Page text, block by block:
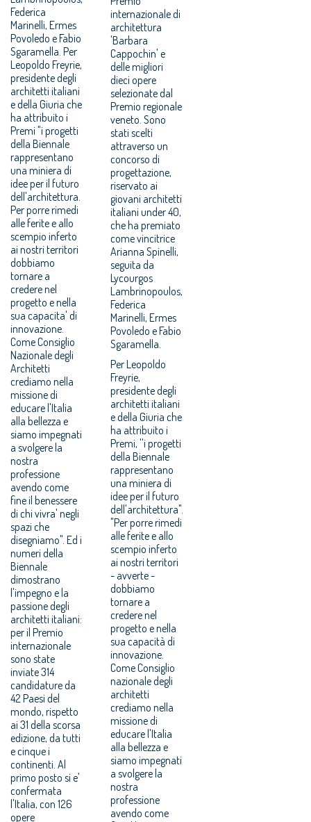
Federica
Marinelli, Ermes
Povoledo e Fabio
Sgaramella. Per
Leopoldo Freyrie,
presidente degli
architetti italiani
e della Giuria che
ha attribuito i
Premi "i progetti
della Biennale
rappresentano
una miniera di
idee per il futuro
dell'architettura.
Per porre rimedi
alle ferite e allo
scempio inferto
ai nostri territori
dobbiamo
tornare a
credere nel
progetto e nella
sua capacita' di
innovazione.
Come Consiglio
Nazionale degli
Architetti
crediamo nella
missione di
educare l'Italia
alla bellezza e
siamo impegnati
a svolgere la
nostra
professione
avendo come
fine il benessere
di chi vivra' negli
spazi che
disegniamo". Ed i
numeri della
Biennale
dimostrano
l'impegno e la
passione degli
architetti italiani:
per il Premio
internazionale
sono state
inviate 314
candidature da
42 Paesi del
mondo, rispetto
ai 31 della scorsa
edizione, da tutti
e cinque i
continenti. Al
primo posto si e'
confermata
l'Italia, con 126
opere
internazionale di
architettura
'Barbara
Cappochin' e
delle migliori
dieci opere
selezionate dal
Premio regionale
veneto. Sono
stati scelti
attraverso un
concorso di
progettazione,
riservato ai
giovani architetti
italiani under 40,
che ha premiato
come vincitrice
Arianna Spinelli,
seguita da
Lycourgos
Lambrinopoulos,
Federica
Marinelli, Ermes
Povoledo e Fabio
Sgaramella.
Per Leopoldo
Freyrie,
presidente degli
architetti italiani
e della Giuria che
ha attribuito i
Premi, ''i progetti
della Biennale
rappresentano
una miniera di
idee per il futuro
dell'architettura".
"Per porre rimedi
alle ferite e allo
scempio inferto
ai nostri territori
- avverte -
dobbiamo
tornare a
credere nel
progetto e nella
sua capacità di
innovazione.
Come Consiglio
nazionale degli
architetti
crediamo nella
missione di
educare l'Italia
alla bellezza e
siamo impegnati
a svolgere la
nostra
professione
avendo come